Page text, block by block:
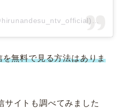
を無料で見る方法はありま
イトも調べてみました